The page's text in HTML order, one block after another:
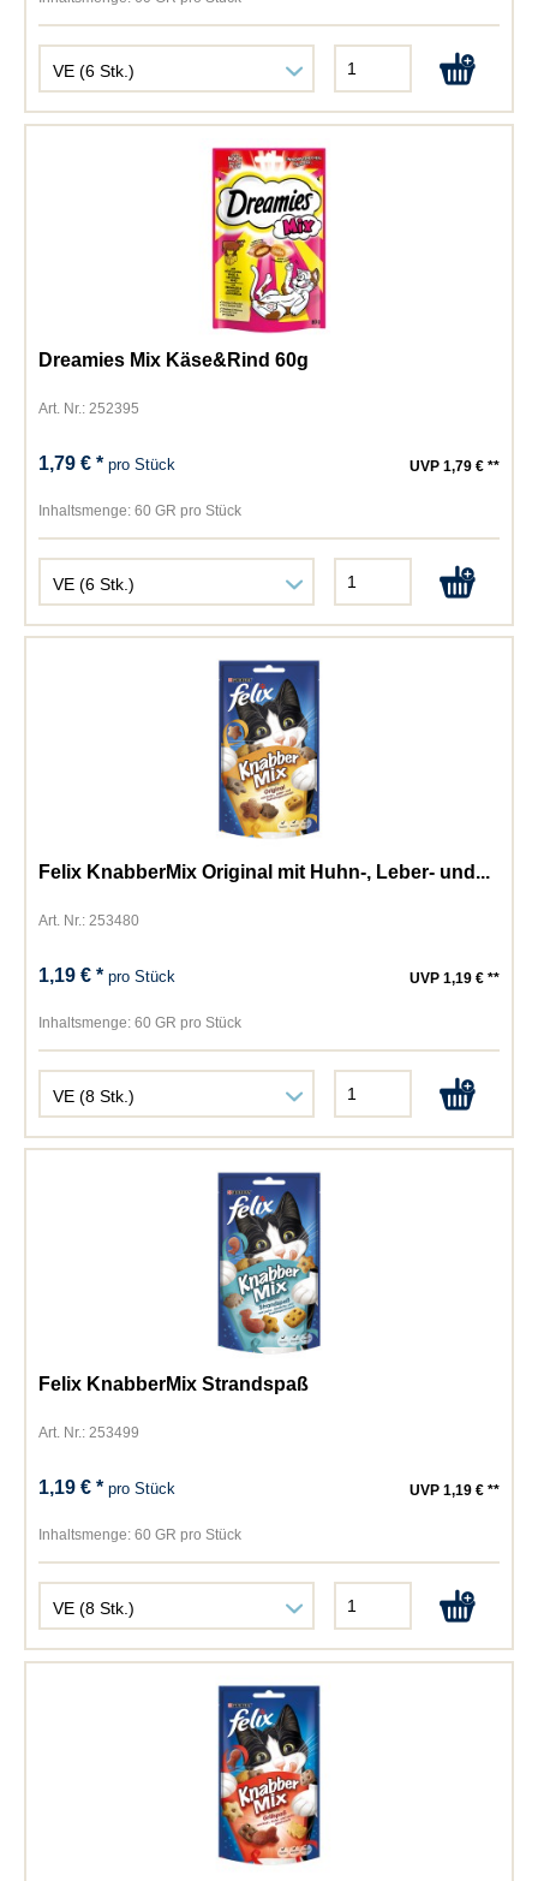
Dreamies Mix Käse&Rind 60g
Art. Nr.: 252395
1,79 € *pro Stück UVP 1,79 € **
Inhaltsmenge: 60 GR pro Stück
Felix KnabberMix Original mit Huhn-, Leber- und...
Art. Nr.: 253480
1,19 € *pro Stück UVP 1,19 € **
Inhaltsmenge: 60 GR pro Stück
Felix KnabberMix Strandspaß
Art. Nr.: 253499
1,19 € *pro Stück UVP 1,19 € **
Inhaltsmenge: 60 GR pro Stück